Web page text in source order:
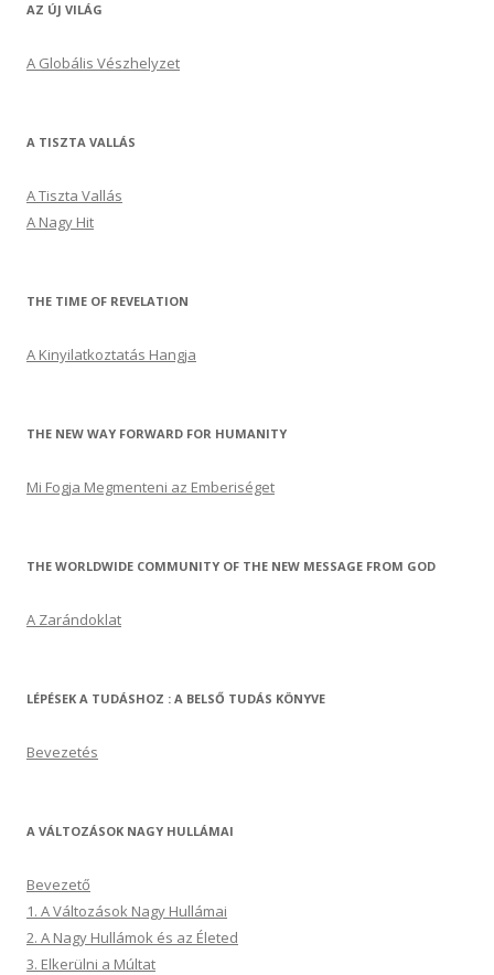
AZ ÚJ VILÁG
A Globális Vészhelyzet
A TISZTA VALLÁS
A Tiszta Vallás
A Nagy Hit
THE TIME OF REVELATION
A Kinyilatkoztatás Hangja
THE NEW WAY FORWARD FOR HUMANITY
Mi Fogja Megmenteni az Emberiséget
THE WORLDWIDE COMMUNITY OF THE NEW MESSAGE FROM GOD
A Zarándoklat
LÉPÉSEK A TUDÁSHOZ : A BELSŐ TUDÁS KÖNYVE
Bevezetés
A VÁLTOZÁSOK NAGY HULLÁMAI
Bevezető
1. A Változások Nagy Hullámai
2. A Nagy Hullámok és az Életed
3. Elkerülni a Múltat